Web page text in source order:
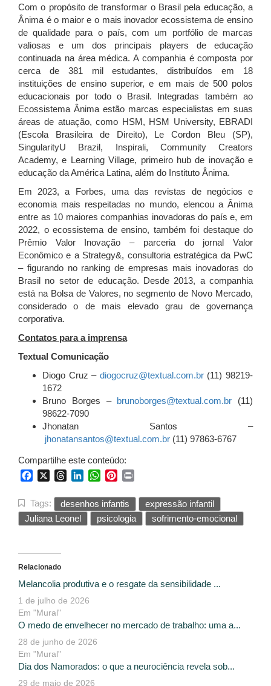
Com o propósito de transformar o Brasil pela educação, a
Ânima é o maior e o mais inovador ecossistema de ensino
de qualidade para o país, com um portfólio de marcas
valiosas e um dos principais players de educação
continuada na área médica. A companhia é composta por
cerca de 381 mil estudantes, distribuídos em 18
instituições de ensino superior, e em mais de 500 polos
educacionais por todo o Brasil. Integradas também ao
Ecossistema Ânima estão marcas especialistas em suas
áreas de atuação, como HSM, HSM University, EBRADI
(Escola Brasileira de Direito), Le Cordon Bleu (SP),
SingularityU Brazil, Inspirali, Community Creators
Academy, e Learning Village, primeiro hub de inovação e
educação da América Latina, além do Instituto Ânima.
Em 2023, a Forbes, uma das revistas de negócios e
economia mais respeitadas no mundo, elencou a Ânima
entre as 10 maiores companhias inovadoras do país e, em
2022, o ecossistema de ensino, também foi destaque do
Prêmio Valor Inovação – parceria do jornal Valor
Econômico e a Strategy&, consultoria estratégica da PwC
– figurando no ranking de empresas mais inovadoras do
Brasil no setor de educação. Desde 2013, a companhia
está na Bolsa de Valores, no segmento de Novo Mercado,
considerado o de mais elevado grau de governança
corporativa.
Contatos para a imprensa
Textual Comunicação
Diogo Cruz – diogocruz@textual.com.br (11) 98219-
1672
Bruno Borges –
brunoborges@textual.com.br
(11)
98622-7090
Jhonatan Santos –
jhonatansantos@textual.com.br (11) 97863-6767
Compartilhe este conteúdo:
FacebookThreadsLinkedInWhatsApp
Pinterest
Tags: desenhos infantis
expressão infantil
Juliana Leonel
psicologia sofrimento-emocional
Relacionado
Melancolia produtiva e o resgate da sensibilidade ...
1 de julho de 2026
Em "Mural"
O medo de envelhecer no mercado de trabalho: uma a...
28 de junho de 2026
Em "Mural"
Dia dos Namorados: o que a neurociência revela sob...
29 de maio de 2026